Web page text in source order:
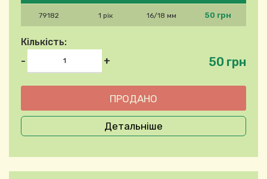
79182 1 рік 16/18 мм 50 грн
Кількість:
-
+ 50 грн
Детальніше